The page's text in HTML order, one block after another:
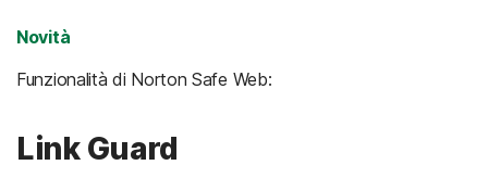
Novità
Funzionalità di Norton Safe Web:
Link Guard